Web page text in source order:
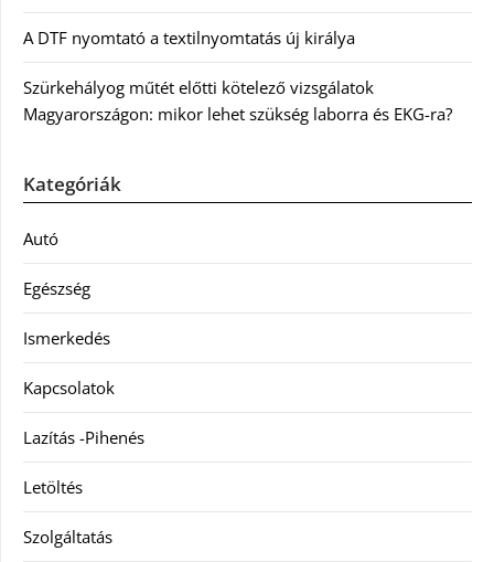
A DTF nyomtató a textilnyomtatás új királya
Szürkehályog műtét előtti kötelező vizsgálatok
Magyarországon: mikor lehet szükség laborra és EKG-ra?
Kategóriák
Autó
Egészség
Ismerkedés
Kapcsolatok
Lazítás -Pihenés
Letöltés
Szolgáltatás